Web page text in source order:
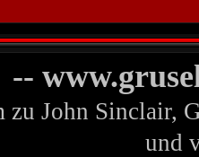
--
zu John Sinclair,
und